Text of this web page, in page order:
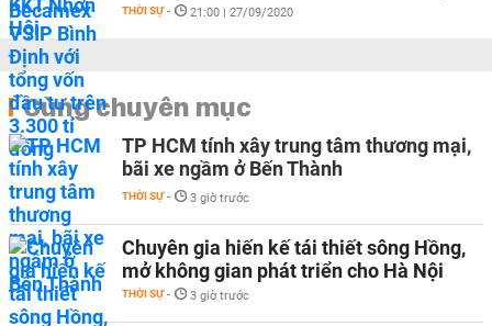
THỜI SỰ - 21:00 | 27/09/2020
Cùng chuyên mục
TP HCM tính xây trung tâm thương mại,
bãi xe ngầm ở Bến Thành
THỜI SỰ - 3 giờ trước
Chuyên gia hiến kế tái thiết sông Hồng,
mở không gian phát triển cho Hà Nội
THỜI SỰ - 3 giờ trước